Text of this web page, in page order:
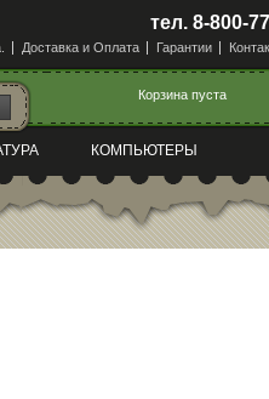
тел. 8-800-
Доставка и Оплата Гарантии
Корзина пуста
КОМПЬЮТЕРЫ